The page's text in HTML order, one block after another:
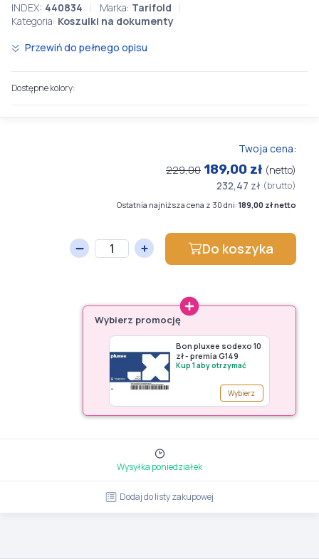
INDEX: 440834 Marka: Tarifold
Kategoria: Koszulki na dokumenty
Przewiń do pełnego opisu
Dostępne kolory:
Twoja cena:
229,00 189,00 zł (netto)
232,47 zł (brutto)
Ostatnia najniższa cena z 30 dni:189,00 zł netto
Do koszyka
Wybierz promocję
Bon pluxee sodexo 10
zł - premia G149
Kup 1 aby otrzymać
Wybierz
Wysyłka poniedziałek
Dodaj do listy zakupowej